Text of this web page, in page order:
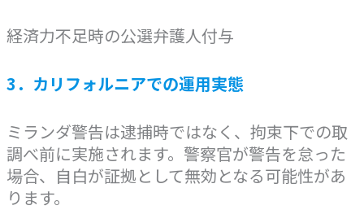
経済力不足時の公選弁護人付与
3．カリフォルニアでの運用実態
ミランダ警告は逮捕時ではなく、拘束下での取
調べ前に実施されます。警察官が警告を怠った
場合、自白が証拠として無効となる可能性があ
ります。